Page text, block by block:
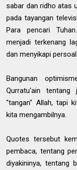
sabar dan ridho atas
pada tayangan
Para pencari
menjadi terkenang
dan menyikapi
Bangunan
Qurratu'ain
"tangan" Allah, tapi
kita mengambilnya.
Quotes tersebut
pembaca, tentang
diyakininya, tentang